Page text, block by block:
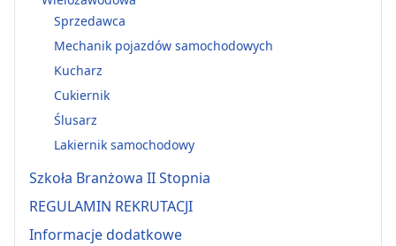
Sprzedawca
Mechanik pojazdów samochodowych
Kucharz
Cukiernik
Ślusarz
Lakiernik samochodowy
Szkoła Branżowa II Stopnia
REGULAMIN REKRUTACJI
Informacje dodatkowe